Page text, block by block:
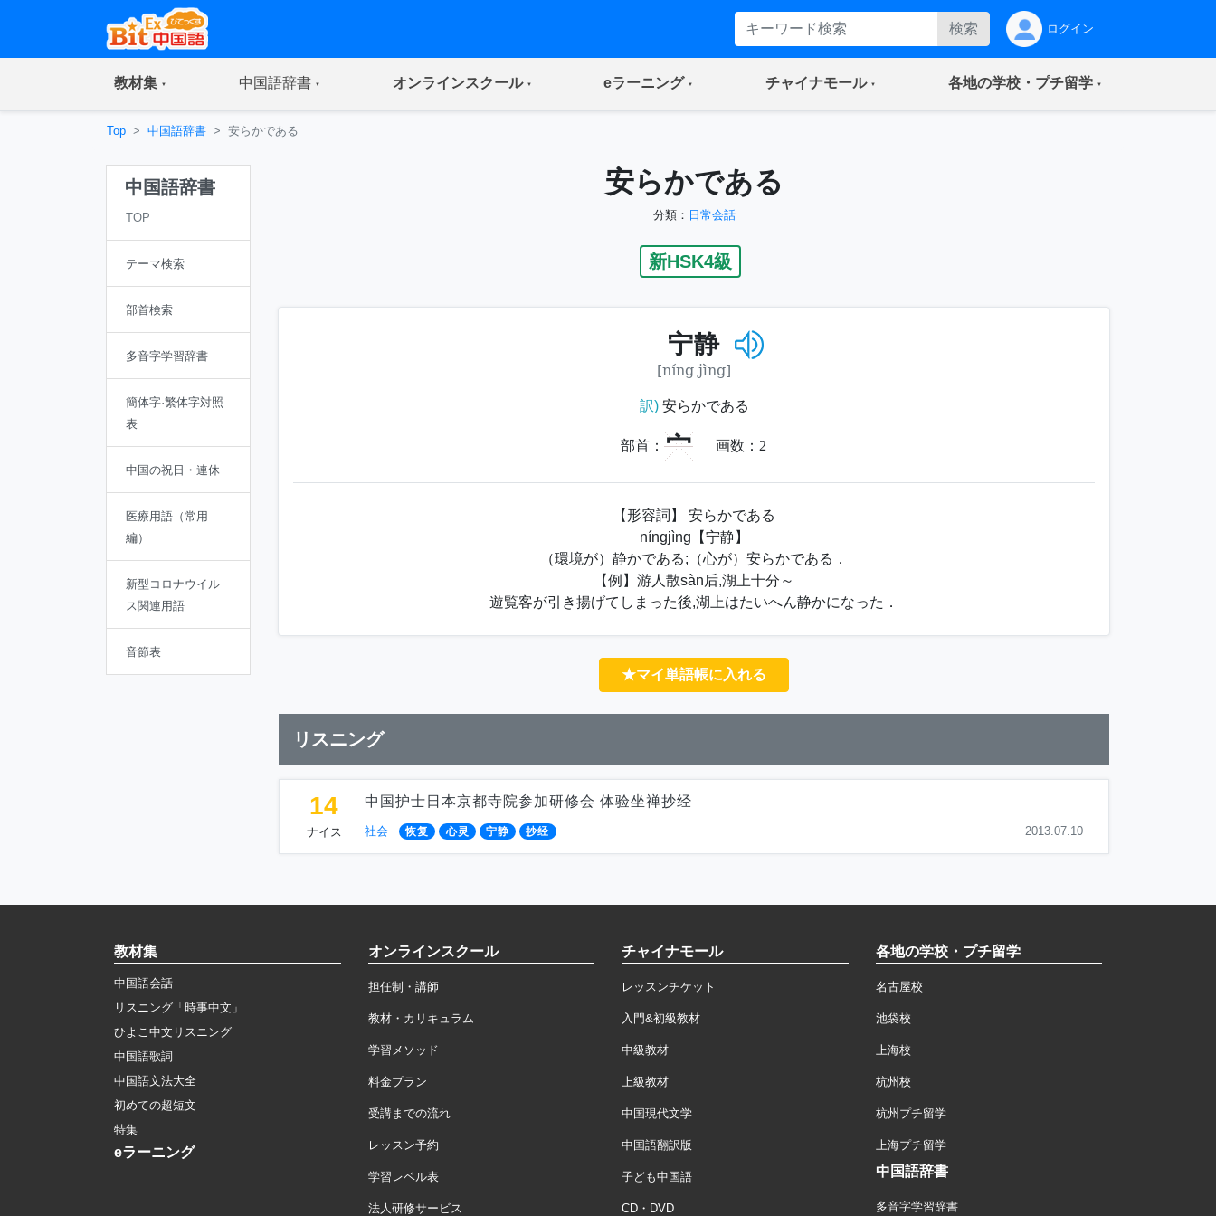
検索 ログイン
教材集(current) 中国語辞書(current) オンラインスクール(current) eラーニング(current) チャイナモール(current) 各地の学校・プチ留学(current)
Top 中国語辞書 安らかである
中国語辞書
TOP
テーマ検索
部首検索
多音字学習辞書
簡体字·繁体字対照
表
中国の祝日・連休
医療用語（常用
編）
新型コロナウイル
ス関連用語
音節表
安らかである
分類： 日常会話
新HSK4級
宁静
[níng jìng]
訳)安らかである
部首： 宀 画数： 2
【形容詞】 安らかである
níngjìng【宁静】
（環境が）静かである;（心が）安らかである．
【例】游人散sàn后,湖上十分～
遊覧客が引き揚げてしまった後,湖上はたいへん静かになった．
★マイ単語帳に入れる
リスニング
14
ナイス
中国护士日本京都寺院参加研修会 体验坐禅抄经
社会 恢复 心灵 宁静 抄经 2013.07.10
教材集
中国語会話
リスニング「時事中文」
ひよこ中文リスニング
中国語歌詞
中国語文法大全
初めての超短文
特集
eラーニング
オンラインスクール
担任制・講師
教材・カリキュラム
学習メソッド
料金プラン
受講までの流れ
レッスン予約
学習レベル表
法人研修サービス
チャイナモール
レッスンチケット
入門&初級教材
中級教材
上級教材
中国現代文学
中国語翻訳版
子ども中国語
CD・DVD
各地の学校・プチ留学
名古屋校
池袋校
上海校
杭州校
杭州プチ留学
上海プチ留学
中国語辞書
多音字学習辞書